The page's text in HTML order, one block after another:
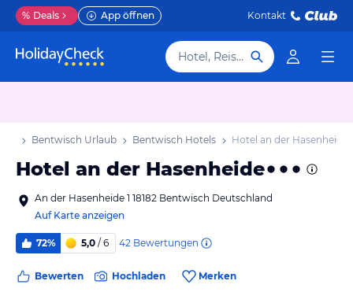
% Deals App öffnen Kontakt
Hotel, Reiseziel
Bentwisch Urlaub Bentwisch Hotels Hotel an der Hasenheide
Hotel an der Hasenheide
An der Hasenheide 1 18182 Bentwisch Deutschland
Auf Karte anzeigen
72% 5,0 / 6 42 Bewertungen
Bewerten Hochladen Merken